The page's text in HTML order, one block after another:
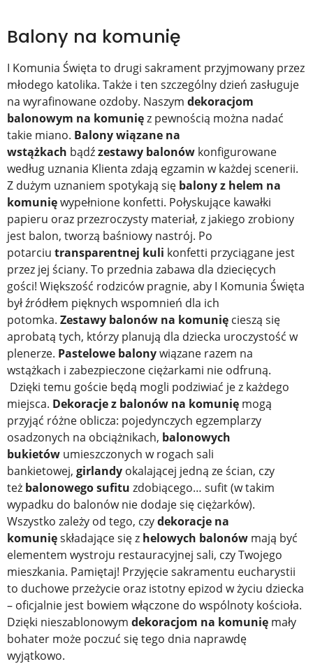
Balony na komunię
I Komunia Święta to drugi sakrament przyjmowany przez
młodego katolika. Także i ten szczególny dzień zasługuje
na wyrafinowane ozdoby. Naszym dekoracjom
balonowym na komunięz pewnością można nadać
takie miano. Balony wiązane na
wstążkach bądźzestawy balonów konfigurowane
według uznania Klienta zdają egzamin w każdej scenerii.
Z dużym uznaniem spotykają się balony z helem na
komunięwypełnione konfetti. Połyskujące kawałki
papieru oraz przezroczysty materiał, z jakiego zrobiony
jest balon, tworzą baśniowy nastrój. Po
potarciu transparentnej kuli konfetti przyciągane jest
przez jej ściany. To przednia zabawa dla dziecięcych
gości! Większość rodziców pragnie, aby I Komunia Święta
był źródłem pięknych wspomnień dla ich
potomka. Zestawy balonów na komunię cieszą się
aprobatą tych, którzy planują dla dziecka uroczystość w
plenerze. Pastelowe balonywiązane razem na
wstążkach i zabezpieczone ciężarkami nie odfruną.
Dzięki temu goście będą mogli podziwiać je z każdego
miejsca. Dekoracje z balonów na komunię mogą
przyjąć różne oblicza: pojedynczych egzemplarzy
osadzonych na obciążnikach, balonowych
bukietów umieszczonych w rogach sali
bankietowej, girlandy okalającej jedną ze ścian, czy
też balonowego sufitu zdobiącego… sufit (w takim
wypadku do balonów nie dodaje się ciężarków).
Wszystko zależy od tego, czydekoracje na
komunięskładające się z helowych balonów mają być
elementem wystroju restauracyjnej sali, czy Twojego
mieszkania. Pamiętaj! Przyjęcie sakramentu eucharystii
to duchowe przeżycie oraz istotny epizod w życiu dziecka
– oficjalnie jest bowiem włączone do wspólnoty kościoła.
Dzięki nieszablonowym dekoracjom na komunię mały
bohater może poczuć się tego dnia naprawdę
wyjątkowo.